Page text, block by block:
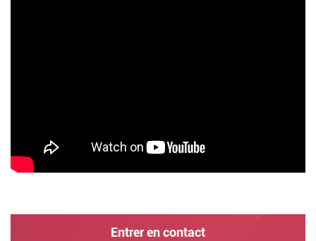
Entrer en contact